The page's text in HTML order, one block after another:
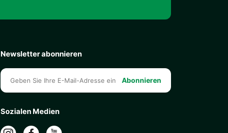
Newsletter abonnieren
Abonnieren
Sozialen Medien